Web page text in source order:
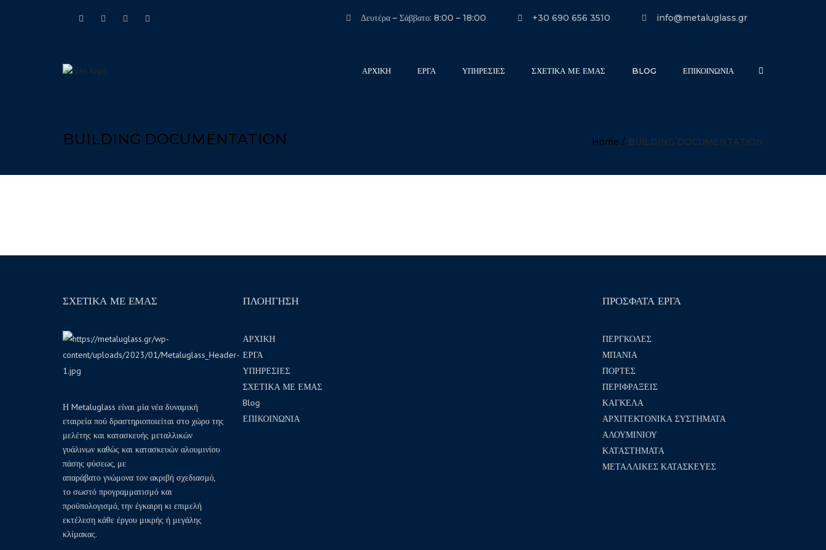
METALUGLASSMETALUGLASS
Δευτέρα – Σάββατο: 8:00 – 18:00 +30 690 656 3510 info@metaluglass.gr
ΑΡΧΙΚΗ ΕΡΓΑ ΥΠΗΡΕΣΙΕΣ ΣΧΕΤΙΚΑ ΜΕ ΕΜΑΣ BLOG ΕΠΙΚΟΙΝΩΝΙΑ
BUILDING DOCUMENTATION Home BUILDING DOCUMENTATION
ΣΧΕΤΙΚΑ ΜΕ ΕΜΑΣ
Η Metaluglass είναι μία νέα δυναμική
εταιρεία πού δραστηριοποιείται στο χώρο της
μελέτης και κατασκευής μεταλλικών
γυάλινων καθώς και κατασκευών αλουμινίου
πάσης φύσεως, με
απαράβατο γνώμονα τον ακριβή σχεδιασμό,
το σωστό προγραμματισμό και
προϋπολογισμό, την έγκαιρη κι επιμελή
εκτέλεση κάθε έργου μικρής ή μεγάλης
κλίμακας.
ΠΛΟΗΓΗΣΗ
ΑΡΧΙΚΗ
ΕΡΓΑ
ΥΠΗΡΕΣΙΕΣ
ΣΧΕΤΙΚΑ ΜΕ ΕΜΑΣ
Blog
ΕΠΙΚΟΙΝΩΝΙΑ
ΠΡΟΣΦΑΤΑ ΕΡΓΑ
ΠΕΡΓΚΟΛΕΣ
ΜΠΑΝΙΑ
ΠΟΡΤΕΣ
ΠΕΡΙΦΡΑΞΕΙΣ
ΚΑΓΚΕΛΑ
ΑΡΧΙΤΕΚΤΟΝΙΚΑ ΣΥΣΤΗΜΑΤΑ
ΑΛΟΥΜΙΝΙΟΥ
ΚΑΤΑΣΤΗΜΑΤΑ
ΜΕΤΑΛΛΙΚΕΣ ΚΑΤΑΣΚΕΥΕΣ